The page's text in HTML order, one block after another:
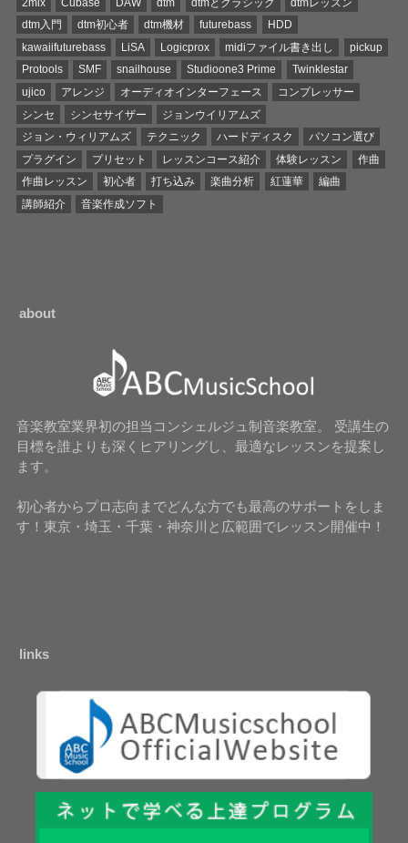
dtm入門
dtm初心者 dtm機材 futurebass
HDD
kawaiifuturebass
LiSA Logicprox midiファイル書き出し
pickup
Protools
SMF snailhouse Studioone3 Prime
Twinklestar
ujico
アレンジ オーディオインターフェース
コンプレッサー
シンセ
シンセサイザー
ジョンウイリアムズ
ジョン・ウィリアムズ
テクニック ハードディスク
パソコン選び
プラグイン
プリセット レッスンコース紹介 体験レッスン
作曲
作曲レッスン
初心者 打ち込み 楽曲分析 紅蓮華
編曲
講師紹介
音楽作成ソフト
about
音楽教室業界初の担当コンシェルジュ制音楽教室。 受講生の
目標を誰よりも深くヒアリングし、最適なレッスンを提案し
ます。
初心者からプロ志向までどんな方でも最高のサポートをしま
す！東京・埼玉・千葉・神奈川と広範囲でレッスン開催中！
links